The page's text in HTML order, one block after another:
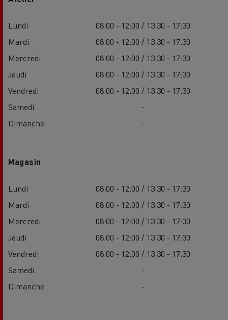
Lundi
08:00 - 12:00 / 13:30 - 17:30
Mardi
08:00 - 12:00 / 13:30 - 17:30
Mercredi
08:00 - 12:00 / 13:30 - 17:30
Jeudi
08:00 - 12:00 / 13:30 - 17:30
Vendredi
08:00 - 12:00 / 13:30 - 17:30
Samedi
-
Dimanche
-
Magasin
Lundi
08:00 - 12:00 / 13:30 - 17:30
Mardi
08:00 - 12:00 / 13:30 - 17:30
Mercredi
08:00 - 12:00 / 13:30 - 17:30
Jeudi
08:00 - 12:00 / 13:30 - 17:30
Vendredi
08:00 - 12:00 / 13:30 - 17:30
Samedi
-
Dimanche
-